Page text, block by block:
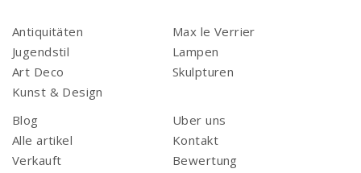
Antiquitäten
Jugendstil
Art Deco
Kunst & Design
Max le Verrier
Lampen
Skulpturen
Blog
Alle artikel
Verkauft
Uber uns
Kontakt
Bewertung